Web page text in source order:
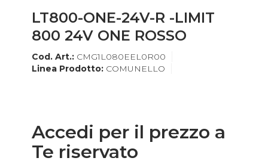
LT800-ONE-24V-R -LIMIT
800 24V ONE ROSSO
Cod. Art.: CMG1L080EEL0R00
Linea Prodotto: COMUNELLO
Accedi per il prezzo a
Te riservato